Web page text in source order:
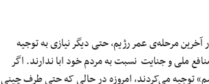
آخرین مرحله‌ی عمر رژیم، حتی دیگر نیازی به توجیه
ملی و جنایت نسبت به مردم خود ابا ندارند. اگر
توجیه می‌کردند، امروزه در حالی که حتی طرف چینی